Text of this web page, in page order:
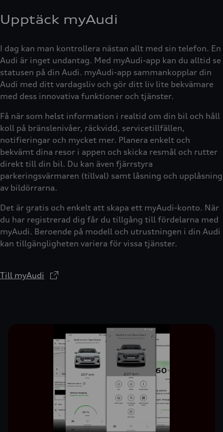
Upptäck myAudi
I dag kan man kontrollera nästan allt med sin telefon. En
Audi är inget undantag. Med myAudi-app kan du alltid se
statusen på din Audi. myAudi-app sammankopplar din
Audi med ditt vardagsliv och gör ditt liv lite bekvämare
med dess innovativa funktioner och tjänster.
Få när som helst information i realtid om din bil och håll
koll på bränslenivåer, räckvidd, servicetillfällen,
notifieringar och mycket mer. Planera enkelt och
bekvämt dina resor i appen och skicka resmål och rutter
direkt till din bil. Du kan även fjärrstyra
parkeringsvärmaren (tillval) samt låsning och upplåsning
av bildörrarna.
Det är gratis och enkelt att skapa ett myAudi-konto. När
du har registrerad dig får du tillgång till fördelarna med
myAudi. Beroende på modell och utrustningen i din Audi
kan tillgängligheten variera för vissa tjänster.
Till myAudi